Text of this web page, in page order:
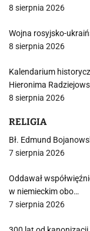
8 sierpnia 2026
Wojna rosyjsko-
8 sierpnia 2026
Kalendarium
Hieronima
8 sierpnia 2026
RELIGIA
Bł. Edmund
7 sierpnia 2026
Oddawał
w niemieckim obo…
7 sierpnia 2026